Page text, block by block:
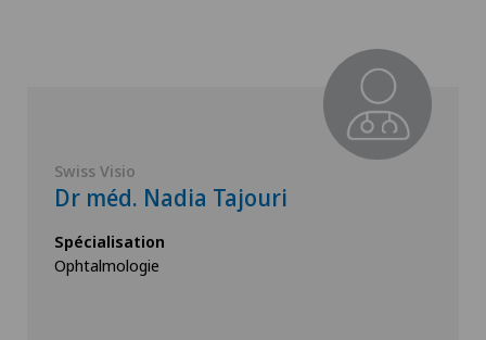
Swiss Visio
Dr méd. Nadia Tajouri
Spécialisation
Ophtalmologie